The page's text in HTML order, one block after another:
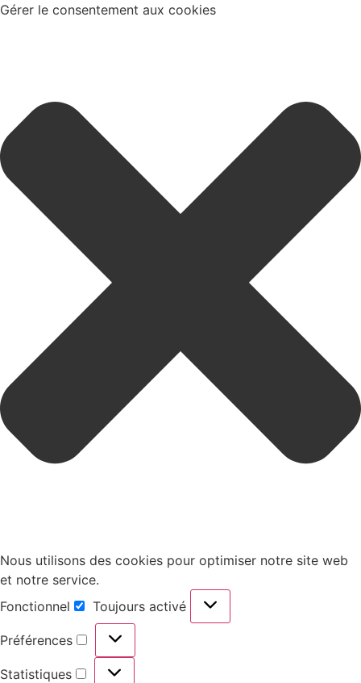
Gérer le consentement aux cookies
Nous utilisons des cookies pour optimiser notre site web
et notre service.
Fonctionnel
Toujours activé
Préférences
Statistiques